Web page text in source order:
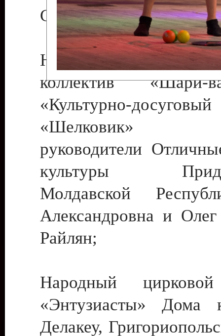
Светлана Георгиевна
Народный цирковой
коллектив
«Культурно-
«Шелковик»
руководители
культуры
Молдавской
Александровна и
Райлян;
Народный цирковой
«Энтузиасты» Дома
Делакеу,